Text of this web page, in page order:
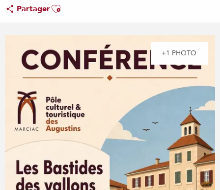
PartagerAjouter aux favoris
+1 PHOTO